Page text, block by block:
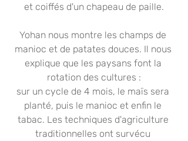
et coiffés d'un chapeau de paille.
Yohan nous montre les champs de
manioc et de patates douces. Il nous
explique que les paysans font la
rotation des cultures :
sur un cycle de 4 mois, le maïs sera
planté, puis le manioc et enfin le
tabac. Les techniques d'agriculture
traditionnelles ont survécu